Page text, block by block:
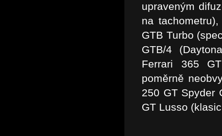
upraveným
na
GTB Turbo
GTB/4
Ferrari 365
poměrně
250 GT Spyder
GT Lusso